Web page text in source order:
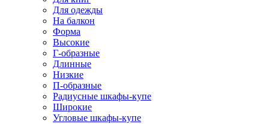
Для одежды
На балкон
Форма
Высокие
Г-образные
Длинные
Низкие
П-образные
Радиусные шкафы-купе
Широкие
Угловые шкафы-купе